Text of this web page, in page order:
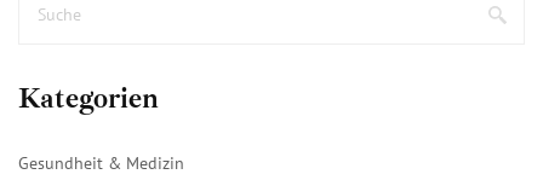
Kategorien
Gesundheit & Medizin